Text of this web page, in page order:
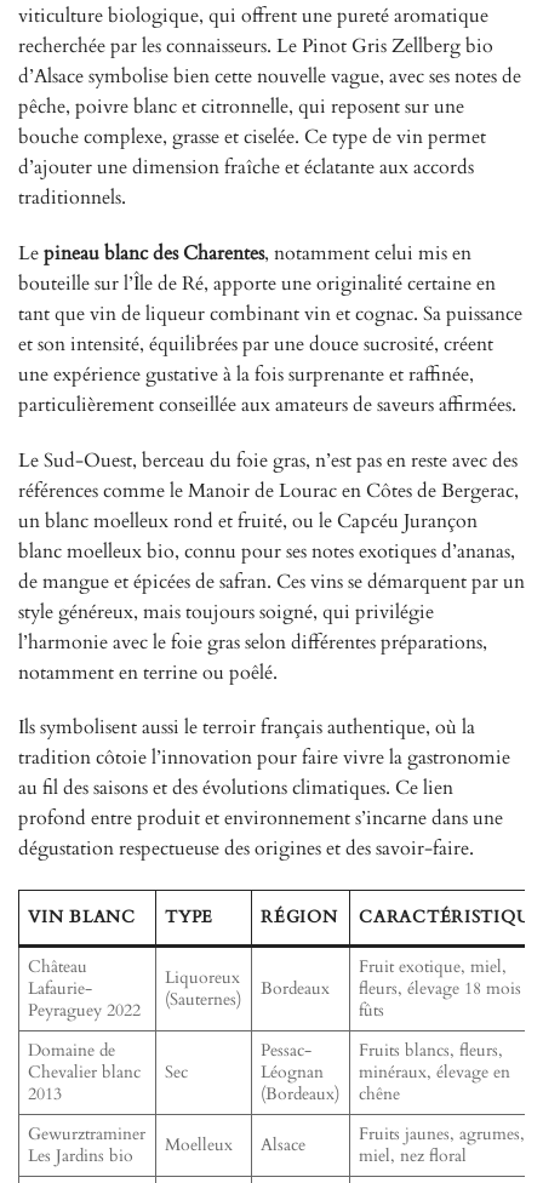
viticulture biologique, qui offrent une pureté aromatique
recherchée par les connaisseurs. Le Pinot Gris Zellberg bio
d’Alsace symbolise bien cette nouvelle vague, avec ses notes de
pêche, poivre blanc et citronnelle, qui reposent sur une
bouche complexe, grasse et ciselée. Ce type de vin permet
d’ajouter une dimension fraîche et éclatante aux accords
traditionnels.
Lepineau blanc des Charentes, notamment celui mis en
bouteille sur l’Île de Ré, apporte une originalité certaine en
tant que vin de liqueur combinant vin et cognac. Sa puissance
et son intensité, équilibrées par une douce sucrosité, créent
une expérience gustative à la fois surprenante et raffinée,
particulièrement conseillée aux amateurs de saveurs affirmées.
Le Sud-Ouest, berceau du foie gras, n’est pas en reste avec des
références comme le Manoir de Lourac en Côtes de Bergerac,
un blanc moelleux rond et fruité, ou le Capcéu Jurançon
blanc moelleux bio, connu pour ses notes exotiques d’ananas,
de mangue et épicées de safran. Ces vins se démarquent par un
style généreux, mais toujours soigné, qui privilégie
l’harmonie avec le foie gras selon différentes préparations,
notamment en terrine ou poêlé.
Ils symbolisent aussi le terroir français authentique, où la
tradition côtoie l’innovation pour faire vivre la gastronomie
au fil des saisons et des évolutions climatiques. Ce lien
profond entre produit et environnement s’incarne dans une
dégustation respectueuse des origines et des savoir-faire.
VIN BLANC TYPE RÉGION
Château
Lafaurie-
Peyraguey 2022
Liquoreux
(Sauternes)
Bordeaux
Fruit exotique, miel,
fleurs, élevage 18 mois en
fûts
Domaine de
Chevalier blanc
2013
Sec
Pessac-
Léognan
(Bordeaux)
Fruits blancs, fleurs,
minéraux, élevage en
chêne
Gewurztraminer
Les Jardins bio
Moelleux Alsace
Fruits jaunes, agrumes,
miel, nez floral